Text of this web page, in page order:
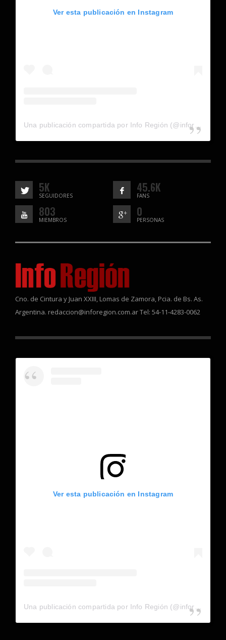
Ver esta publicación en Instagram
5K
SEGUIDORES
45.6K
FANS
803
MIEMBROS
0
PERSONAS
Cno. de Cintura y Juan XXIII, Lomas de Zamora, Pcia. de Bs. As.
Argentina. redaccion@inforegion.com.ar Tel: 54-11-4283-0062
Ver esta publicación en Instagram
Una publicación compartida por Info Región (@inforegion_redes)